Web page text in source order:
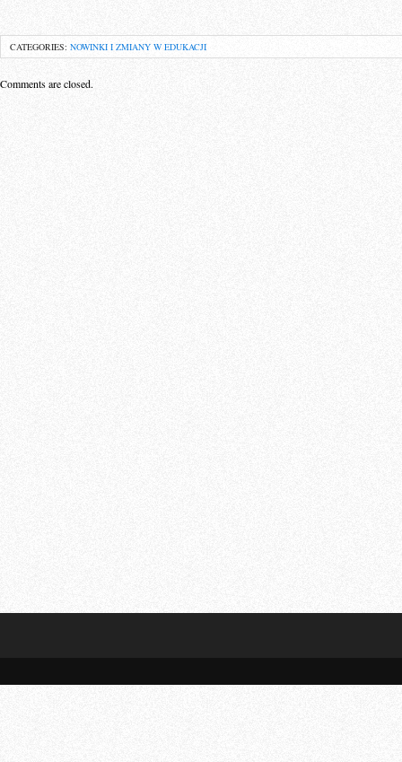
CATEGORIES: NOWINKI I ZMIANY W EDUKACJI
Comments are closed.